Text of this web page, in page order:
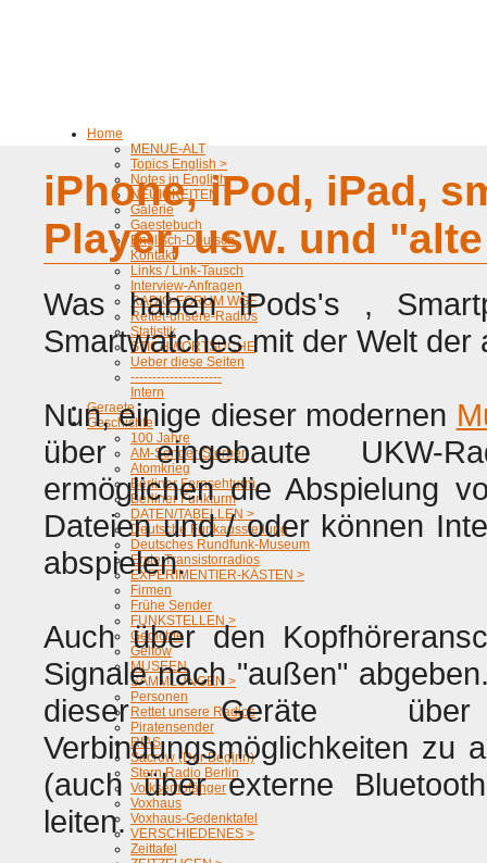
Home
MENUE-ALT
Topics English >
Notes in English
NEUIGKEITEN
Galerie
Gaestebuch
Englisch-Deutsch
Kontakt
Links / Link-Tausch
Interview-Anfragen
RADIO-FORUM WGF
Rettet-unsere-Radios
Statistik
STICHWORTSUCHE
Ueber diese Seiten
---------------------
Intern
Geraete
Geschichte
100 Jahre
AM-Sender-Sterben
Atomkrieg
Berliner Fernsehturm
Berliner Funkturm
DATEN/TABELLEN >
Deutsche Funkausstellung
Deutsches Rundfunk-Museum
Erste Transistorradios
EXPERIMENTIER-KÄSTEN >
Firmen
Frühe Sender
FUNKSTELLEN >
Gedichte
Geltow
MUSEEN
SAMMLUNGEN >
Personen
Rettet unsere Radios
Piratensender
RIAS
Sacrow (Der Beginn)
Stern Radio Berlin
Volksempfänger
Voxhaus
Voxhaus-Gedenktafel
VERSCHIEDENES >
Zeittafel
iPhone, iPod, iPad,
Player, usw. und
Was haben iPods's ,
Smartwatches mit der Welt der
Nun, einige dieser modernen
über eingebaute UKW-
ermöglichen die Abspielung
Dateien und / oder können
abspielen.
Auch über den
Signale nach "außen"
dieser Geräte über
Verbindungsmöglichkeiten zu
(auch über externe
leiten.